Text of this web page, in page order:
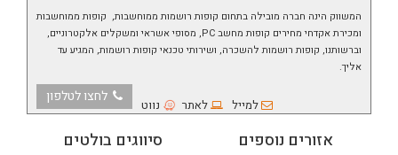
המשווק הינה חברה מובילה בתחום קופות רושמות ממוחשבות, קופות ממוחשבות
ומכירת אקדחי מחירים קופות מחשב PC, מסופי אשראי ומשקלים אלקטרוניים,
וברשותנו, קופות רושמות להשכרה, ושירותי טכנאי קופות רושמות, המגיע עד
אליך.
למייל לאתר נווט לחצו לטלפון
סיווגים בולטים אזורים נוספים